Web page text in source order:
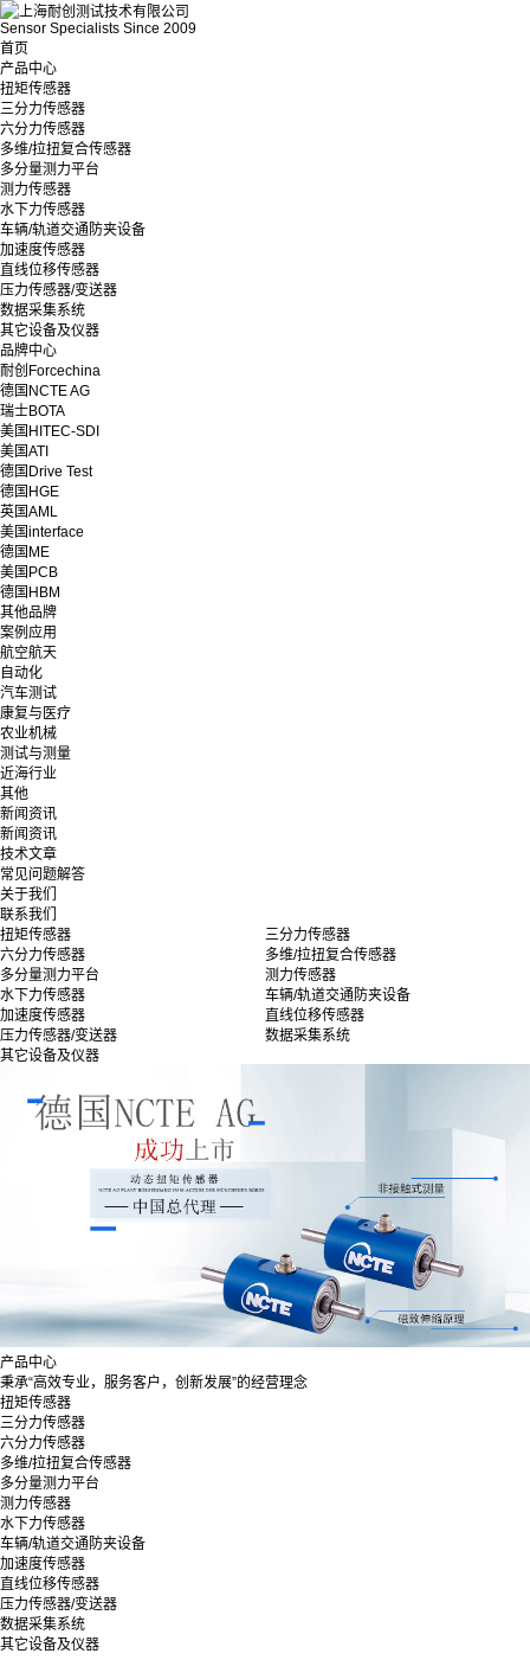
Sensor Specialists Since 2009
首页
产品中心
扭矩传感器
三分力传感器
六分力传感器
多维/拉扭复合传感器
多分量测力平台
测力传感器
水下力传感器
车辆/轨道交通防夹设备
加速度传感器
直线位移传感器
压力传感器/变送器
数据采集系统
其它设备及仪器
品牌中心
耐创Forcechina
德国NCTE AG
瑞士BOTA
美国HITEC-SDI
美国ATI
德国Drive Test
德国HGE
英国AML
美国interface
德国ME
美国PCB
德国HBM
其他品牌
案例应用
航空航天
自动化
汽车测试
康复与医疗
农业机械
测试与测量
近海行业
其他
新闻资讯
新闻资讯
技术文章
常见问题解答
关于我们
联系我们
扭矩传感器
三分力传感器
六分力传感器
多维/拉扭复合传感器
多分量测力平台
测力传感器
水下力传感器
车辆/轨道交通防夹设备
加速度传感器
直线位移传感器
压力传感器/变送器
数据采集系统
其它设备及仪器
产品中心
秉承“高效专业，服务客户，创新发展”的经营理念
扭矩传感器
三分力传感器
六分力传感器
多维/拉扭复合传感器
多分量测力平台
测力传感器
水下力传感器
车辆/轨道交通防夹设备
加速度传感器
直线位移传感器
压力传感器/变送器
数据采集系统
其它设备及仪器